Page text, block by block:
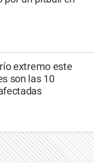
extremo este
son las 10